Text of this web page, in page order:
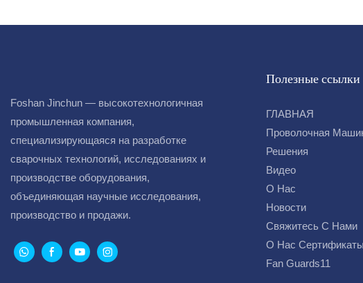
Foshan Jinchun — высокотехнологичная
промышленная компания,
специализирующаяся на разработке
сварочных технологий, исследованиях и
производстве оборудования,
объединяющая научные исследования,
производство и продажи.
Полезные ссылки
ГЛАВНАЯ
Проволочная
Решения
Видео
О Нас
Новости
Свяжитесь С Нами
О Нас Сертификаты
Fan Guards11